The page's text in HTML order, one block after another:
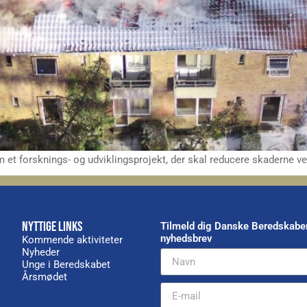
forsknings- og udviklingsprojekt, der skal reducere skaderne
NYTTIGE LINKS
Kommende aktiviteter
Nyheder
Unge i Beredskabet
Årsmødet
Tilmeld dig Danske
nyhedsbrev